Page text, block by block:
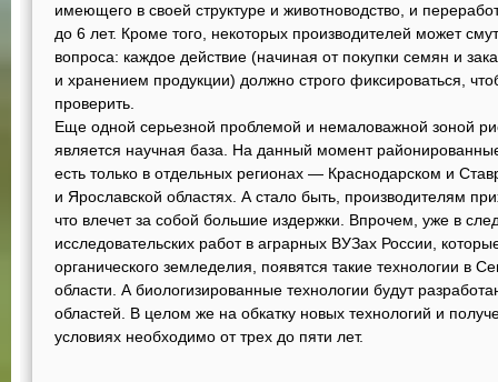
имеющего в своей структуре и животноводство, и
до 6 лет. Кроме того, некоторых производителей может
вопроса: каждое действие (начиная от покупки семян и
и хранением продукции) должно строго фиксироваться,
проверить.
Еще одной серьезной проблемой и немаловажной зоной
является научная база. На данный момент
есть только в отдельных регионах — Краснодарском и
и Ярославской областях. А стало быть, производителям
что влечет за собой большие издержки. Впрочем, уже в
исследовательских работ в аграрных ВУЗах России,
органического земледелия, появятся такие технологии в
области. А биологизированные технологии будут
областей. В целом же на обкатку новых технологий и
условиях необходимо от трех до пяти лет.